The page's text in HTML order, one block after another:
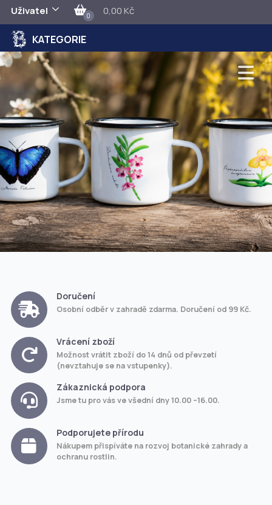
Uživatel 0 0,00 Kč
KATEGORIE
Doručení
Osobní odběr v zahradě zdarma. Doručení od 99 Kč.
Vrácení zboží
Možnost vrátit zboží do 14 dnů od převzetí
(nevztahuje se na vstupenky).
Zákaznická podpora
Jsme tu pro vás ve všední dny 10.00 –16.00.
Podporujete přírodu
Nákupem přispíváte na rozvoj botanické zahrady a
ochranu rostlin.